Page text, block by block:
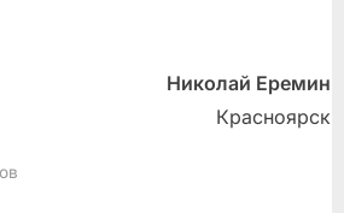
Николай Еремин
Красноярск